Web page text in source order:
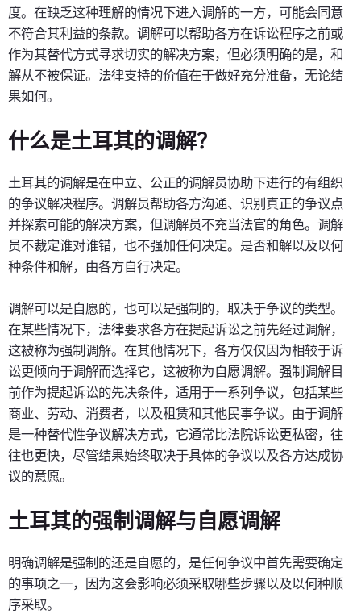
度。在缺乏这种理解的情况下进入调解的一方，可能会同意
不符合其利益的条款。调解可以帮助各方在诉讼程序之前或
作为其替代方式寻求切实的解决方案，但必须明确的是，和
解从不被保证。法律支持的价值在于做好充分准备，无论结
果如何。
什么是土耳其的调解？
土耳其的调解是在中立、公正的调解员协助下进行的有组织
的争议解决程序。调解员帮助各方沟通、识别真正的争议点
并探索可能的解决方案，但调解员不充当法官的角色。调解
员不裁定谁对谁错，也不强加任何决定。是否和解以及以何
种条件和解，由各方自行决定。
调解可以是自愿的，也可以是强制的，取决于争议的类型。
在某些情况下，法律要求各方在提起诉讼之前先经过调解，
这被称为强制调解。在其他情况下，各方仅仅因为相较于诉
讼更倾向于调解而选择它，这被称为自愿调解。强制调解目
前作为提起诉讼的先决条件，适用于一系列争议，包括某些
商业、劳动、消费者，以及租赁和其他民事争议。由于调解
是一种替代性争议解决方式，它通常比法院诉讼更私密，往
往也更快，尽管结果始终取决于具体的争议以及各方达成协
议的意愿。
土耳其的强制调解与自愿调解
明确调解是强制的还是自愿的，是任何争议中首先需要确定
的事项之一，因为这会影响必须采取哪些步骤以及以何种顺
序采取。